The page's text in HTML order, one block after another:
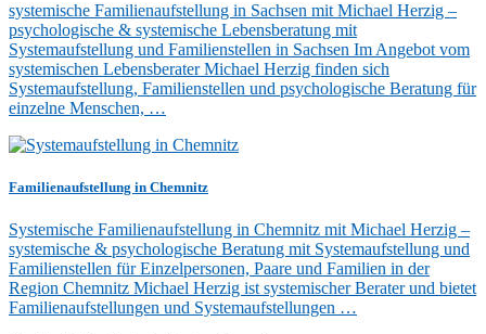
systemische Familienaufstellung in Sachsen mit Michael Herzig –
psychologische & systemische Lebensberatung mit
Systemaufstellung und Familienstellen in Sachsen Im Angebot vom
systemischen Lebensberater Michael Herzig finden sich
Systemaufstellung, Familienstellen und psychologische Beratung für
einzelne Menschen, …
Familienaufstellung in Chemnitz
Systemische Familienaufstellung in Chemnitz mit Michael Herzig –
systemische & psychologische Beratung mit Systemaufstellung und
Familienstellen für Einzelpersonen, Paare und Familien in der
Region Chemnitz Michael Herzig ist systemischer Berater und bietet
Familienaufstellungen und Systemaufstellungen …